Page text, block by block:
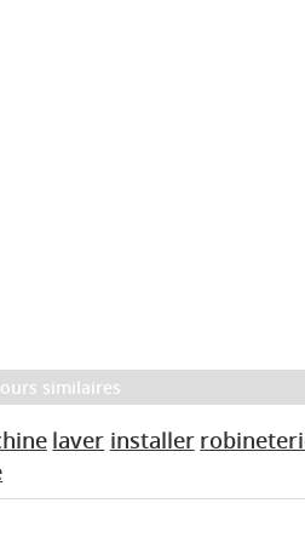
similaires
laver installer